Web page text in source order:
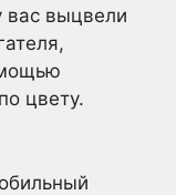
вас выцвели
цвету.